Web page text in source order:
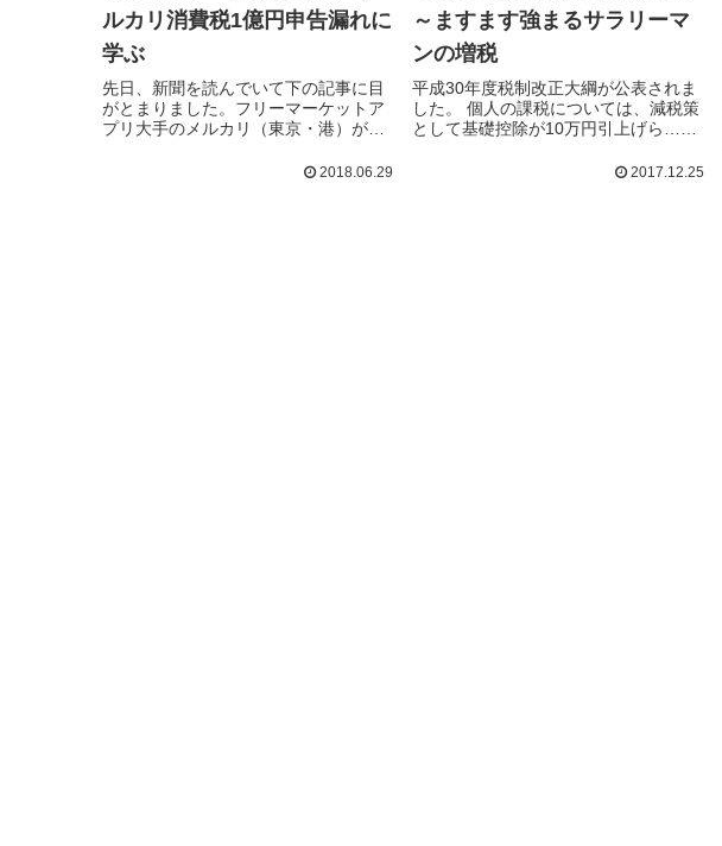
ルカリ消費税1億円申告漏れに
学ぶ
先日、新聞を読んでいて下の記事に目
がとまりました。フリーマーケットア
プリ大手のメルカリ（東京・港）が東
2018.06.29
～ますます強まるサラリーマ
ンの増税
平成30年度税制改正大綱が公表されま
した。 個人の課税については、減税策
として基礎控除が10万円引上げら…続
2017.12.25